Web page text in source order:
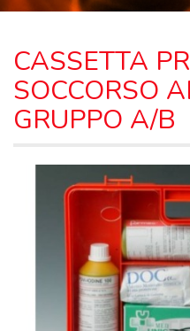
CASSETTA
SOCCORSO
GRUPPO A/B